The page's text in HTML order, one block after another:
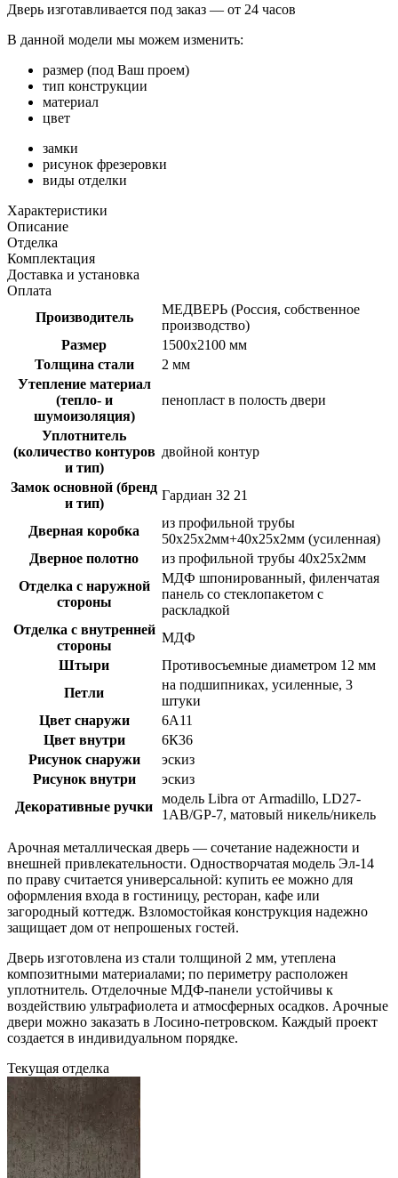
Дверь изготавливается под заказ — от 24 часов
В данной модели мы можем изменить:
размер (под Ваш проем)
тип конструкции
материал
цвет
замки
рисунок фрезеровки
виды отделки
Характеристики
Описание
Отделка
Комплектация
Доставка и установка
Оплата
Производитель
МЕДВЕРЬ (Россия, собственное
производство)
Размер
1500х2100 мм
Толщина стали
2 мм
Утепление материал
(тепло- и
шумоизоляция)
пенопласт в полость двери
Уплотнитель
(количество контуров
и тип)
двойной контур
Замок основной (бренд
и тип)
Гардиан 32 21
Дверная коробка
из профильной трубы
50х25х2мм+40х25х2мм (усиленная)
Дверное полотно
из профильной трубы 40х25х2мм
Отделка с наружной
стороны
МДФ шпонированный, филенчатая
панель со стеклопакетом c
раскладкой
Отделка с внутренней
стороны
МДФ
Штыри
Противосъемные диаметром 12 мм
Петли
на подшипниках, усиленные, 3
штуки
Цвет снаружи
6А11
Цвет внутри
6К36
Рисунок снаружи
эскиз
Рисунок внутри
эскиз
Декоративные ручки
модель Libra от Armadillo, LD27-
1AB/GP-7, матовый никель/никель
Арочная металлическая дверь — сочетание надежности и
внешней привлекательности. Одностворчатая модель Эл-14
по праву считается универсальной: купить ее можно для
оформления входа в гостиницу, ресторан, кафе или
загородный коттедж. Взломостойкая конструкция надежно
защищает дом от непрошеных гостей.
Дверь изготовлена из стали толщиной 2 мм, утеплена
композитными материалами; по периметру расположен
уплотнитель. Отделочные МДФ-панели устойчивы к
воздействию ультрафиолета и атмосферных осадков. Арочные
двери можно заказать в Лосино-петровском. Каждый проект
создается в индивидуальном порядке.
Текущая отделка